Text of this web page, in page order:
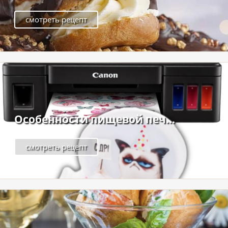
смотреть рецепт
Особенности пищевой печ...
смотреть рецепт